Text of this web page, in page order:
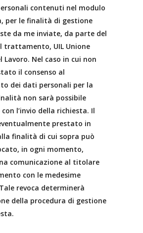
contenuti nel modulo
per le finalità di gestione
da me inviate, da parte del
trattamento, UIL Unione
Lavoro. Nel caso in cui non
il consenso al
dei dati personali per la
non sarà possibile
l’invio della richiesta. Il
prestato in
finalità di cui sopra può
in ogni momento,
comunicazione al titolare
con le medesime
revoca determinerà
della procedura di gestione